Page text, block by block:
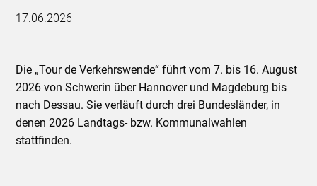
17.06.2026
Die „Tour de Verkehrswende“ führt vom 7. bis 16. August
2026 von Schwerin über Hannover und Magdeburg bis
nach Dessau. Sie verläuft durch drei Bundesländer, in
denen 2026 Landtags- bzw. Kommunalwahlen
stattfinden.